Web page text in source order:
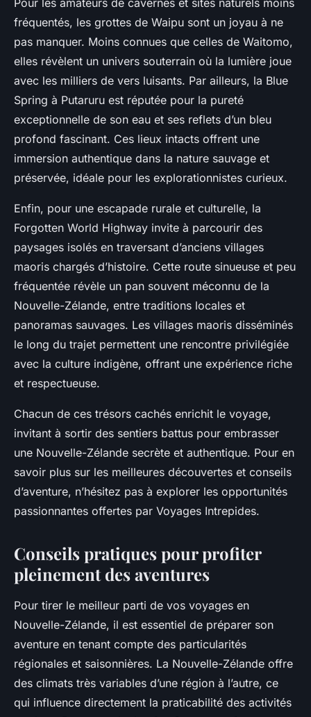
Pour les amateurs de cavernes et sites naturels moins
fréquentés, les grottes de Waipu sont un joyau à ne
pas manquer. Moins connues que celles de Waitomo,
elles révèlent un univers souterrain où la lumière joue
avec les milliers de vers luisants. Par ailleurs, la Blue
Spring à Putaruru est réputée pour la pureté
exceptionnelle de son eau et ses reflets d’un bleu
profond fascinant. Ces lieux intacts offrent une
immersion authentique dans la nature sauvage et
préservée, idéale pour les explorationnistes curieux.
Enfin, pour une escapade rurale et culturelle, la
Forgotten World Highway invite à parcourir des
paysages isolés en traversant d’anciens villages
maoris chargés d’histoire. Cette route sinueuse et peu
fréquentée révèle un pan souvent méconnu de la
Nouvelle-Zélande, entre traditions locales et
panoramas sauvages. Les villages maoris disséminés
le long du trajet permettent une rencontre privilégiée
avec la culture indigène, offrant une expérience riche
et respectueuse.
Chacun de ces trésors cachés enrichit le voyage,
invitant à sortir des sentiers battus pour embrasser
une Nouvelle-Zélande secrète et authentique. Pour en
savoir plus sur les meilleures découvertes et conseils
d’aventure, n’hésitez pas à explorer les opportunités
passionnantes offertes par Voyages Intrepides.
Conseils pratiques pour profiter
pleinement des aventures
Pour tirer le meilleur parti de vos voyages en
Nouvelle-Zélande, il est essentiel de préparer son
aventure en tenant compte des particularités
régionales et saisonnières. La Nouvelle-Zélande offre
des climats très variables d’une région à l’autre, ce
qui influence directement la praticabilité des activités